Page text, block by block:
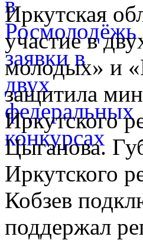
Иркутская
участие в
молодых» и
защитила
Иркутского
Цыганова.
Иркутского
Кобзев
поддержал